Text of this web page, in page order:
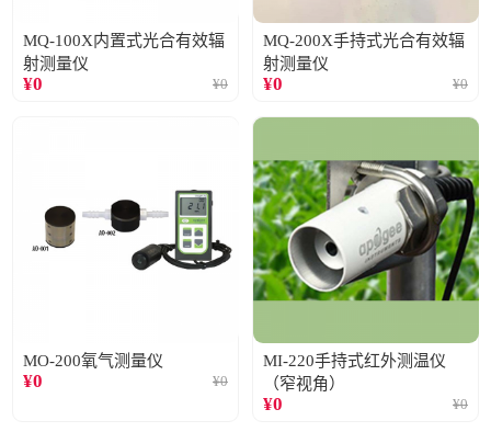
MQ-100X内置式光合有效辐
射测量仪
¥0 ¥0
MQ-200X手持式光合有效辐
射测量仪
¥0 ¥0
MO-200氧气测量仪
¥0 ¥0
MI-220手持式红外测温仪
（窄视角）
¥0 ¥0